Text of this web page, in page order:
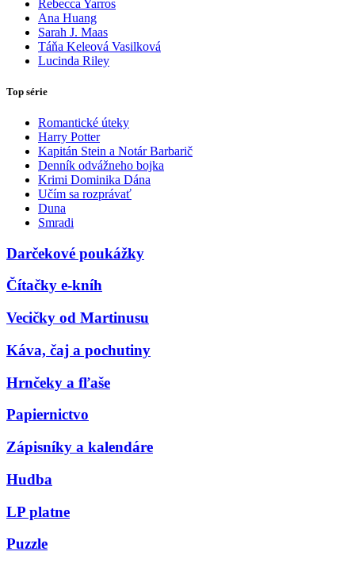
Rebecca Yarros
Ana Huang
Sarah J. Maas
Táňa Keleová Vasilková
Lucinda Riley
Top série
Romantické úteky
Harry Potter
Kapitán Stein a Notár Barbarič
Denník odvážneho bojka
Krimi Dominika Dána
Učím sa rozprávať
Duna
Smradi
Darčekové poukážky
Čítačky e-kníh
Vecičky od Martinusu
Káva, čaj a pochutiny
Hrnčeky a fľaše
Papiernictvo
Zápisníky a kalendáre
Hudba
LP platne
Puzzle